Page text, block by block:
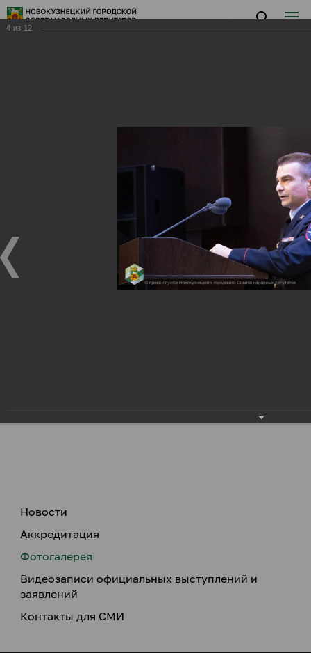
Новости
Аккредитация
Фотогалерея
Видеозаписи официальных выступлений и
заявлений
Контакты для СМИ
4 из 12